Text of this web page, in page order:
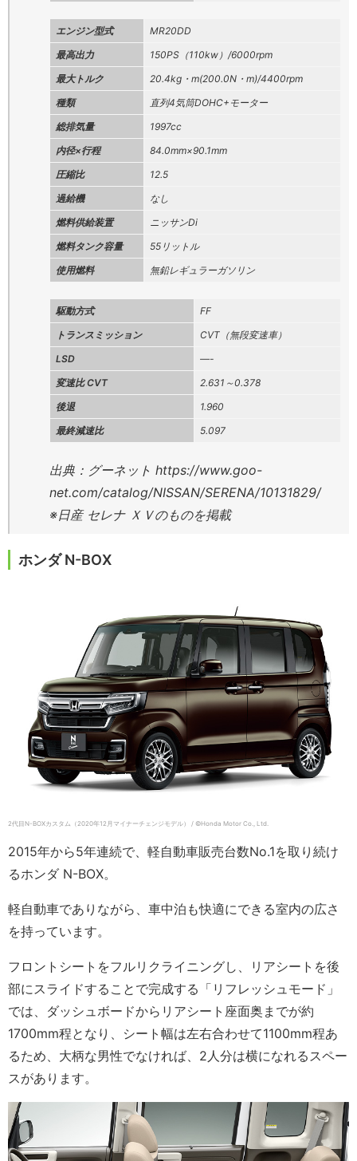
エンジン型式
MR20DD
最高出力
150PS（110kw）/6000rpm
最大トルク
20.4kg・m(200.0N・m)/4400rpm
種類
直列4気筒DOHC+モーター
総排気量
1997cc
内径×行程
84.0mm×90.1mm
圧縮比
12.5
過給機
なし
燃料供給装置
ニッサンDi
燃料タンク容量
55リットル
使用燃料
無鉛レギュラーガソリン
駆動方式
FF
トランスミッション
CVT（無段変速車）
LSD
—-
変速比 CVT
2.631～0.378
後退
1.960
最終減速比
5.097
出典：グーネット https://www.goo-
net.com/catalog/NISSAN/SERENA/10131829/
※日産 セレナ ＸＶのものを掲載
ホンダ N-BOX
2代目N-BOXカスタム（2020年12月マイナーチェンジモデル） / ©Honda Motor Co., Ltd.
2015年から5年連続で、軽自動車販売台数No.1を取り続け
るホンダ N-BOX。
軽自動車でありながら、車中泊も快適にできる室内の広さ
を持っています。
フロントシートをフルリクライニングし、リアシートを後
部にスライドすることで完成する「リフレッシュモード」
では、ダッシュボードからリアシート座面奥までが約
1700mm程となり、シート幅は左右合わせて1100mm程あ
るため、大柄な男性でなければ、2人分は横になれるスペー
スがあります。